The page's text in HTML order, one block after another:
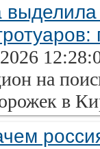
на
в